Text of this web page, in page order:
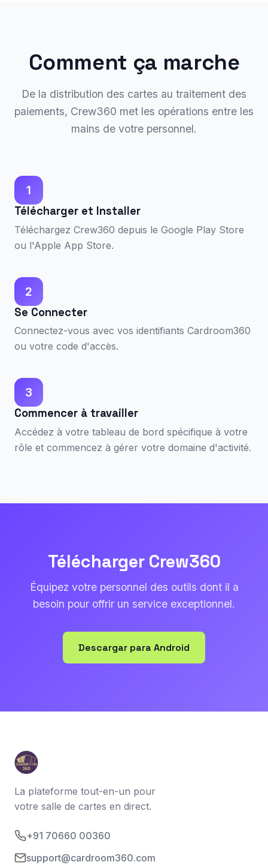
Comment ça marche
De la distribution des cartes au traitement des
paiements, Crew360 met les opérations entre les
mains de votre personnel.
1
Télécharger et Installer
Téléchargez Crew360 depuis le Google Play Store
ou l'Apple App Store.
2
Se Connecter
Connectez-vous avec vos identifiants Cardroom360
ou votre code d'accès.
3
Commencer à travailler
Accédez à votre tableau de bord spécifique à votre
rôle et commencez à gérer votre domaine d'activité.
Télécharger Crew360
Équipez votre personnel des outils dont il a
besoin pour offrir un service exceptionnel.
Descargar para Android
La plateforme tout-en-un pour
votre salle de cartes en direct.
+91 70660 00360
support@cardroom360.com